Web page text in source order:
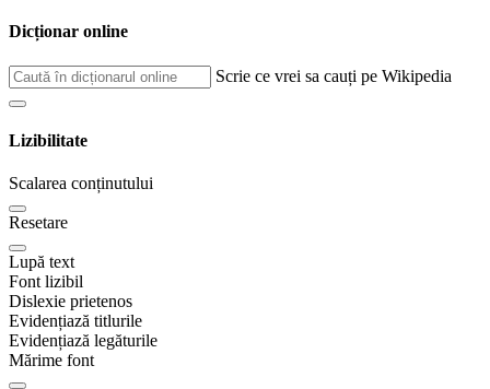
Dicționar online
Scrie ce vrei sa cauți pe Wikipedia
Lizibilitate
Scalarea conținutului
Resetare
Lupă text
Font lizibil
Dislexie prietenos
Evidențiază titlurile
Evidențiază legăturile
Mărime font